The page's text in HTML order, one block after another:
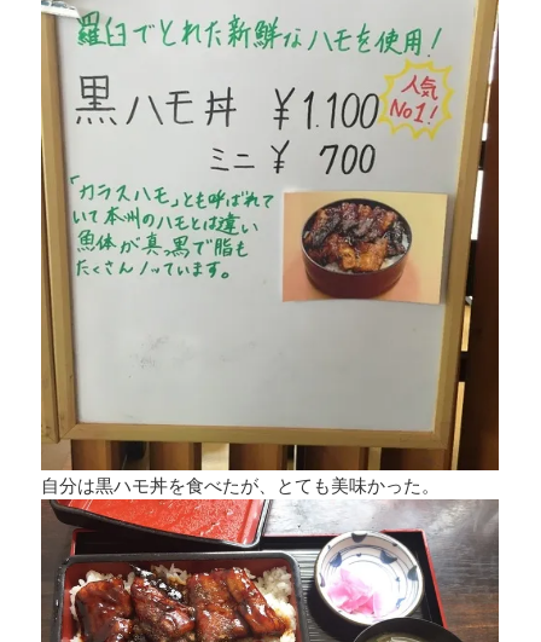
自分は黒ハモ丼を食べたが、とても美味かった。